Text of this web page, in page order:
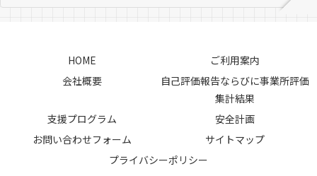
HOME
ご利用案内
会社概要
自己評価報告ならびに事業所評価
集計結果
支援プログラム
安全計画
お問い合わせフォーム
サイトマップ
プライバシーポリシー